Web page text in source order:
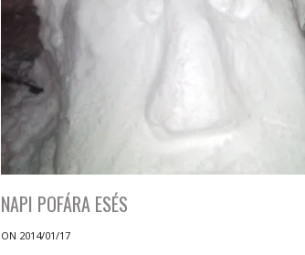
NAPI POFÁRA ESÉS
ON 2014/01/17